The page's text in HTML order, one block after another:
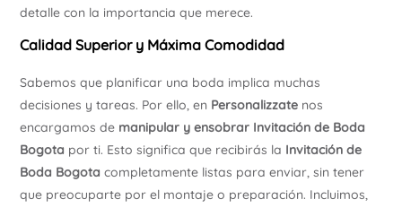
detalle con la importancia que merece.
Calidad Superior y Máxima Comodidad
Sabemos que planificar una boda implica muchas
decisiones y tareas. Por ello, en Personalizzatenos
encargamos de manipular y ensobrar Invitación de Boda
Bogota por ti. Esto significa que recibirás la Invitación de
Boda Bogota completamente listas para enviar, sin tener
que preocuparte por el montaje o preparación. Incluimos,